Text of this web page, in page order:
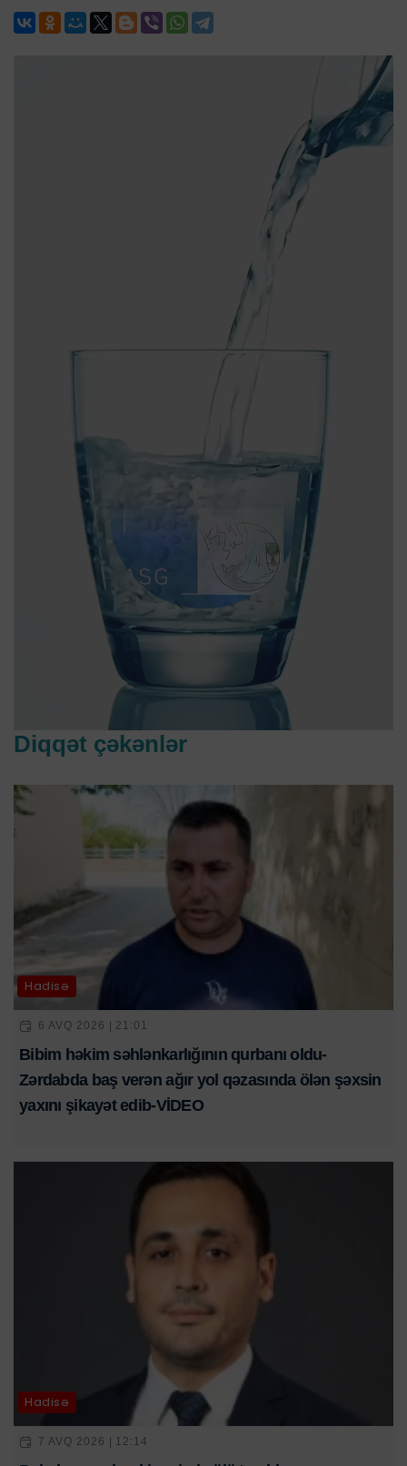
Diqqət çəkənlər
Hadisə
6 AVQ 2026 | 21:01
Bibim həkim səhlənkarlığının qurbanı oldu-
Zərdabda baş verən ağır yol qəzasında ölən şəxsin
yaxını şikayət edib-VİDEO
Hadisə
7 AVQ 2026 | 12:14